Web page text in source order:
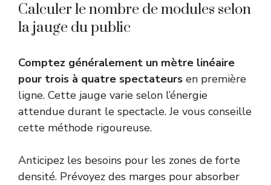
Calculer le nombre de modules selon
la jauge du public
Comptez généralement un mètre linéaire
pour trois à quatre spectateurs en première
ligne. Cette jauge varie selon l’énergie
attendue durant le spectacle. Je vous conseille
cette méthode rigoureuse.
Anticipez les besoins pour les zones de forte
densité. Prévoyez des marges pour absorber